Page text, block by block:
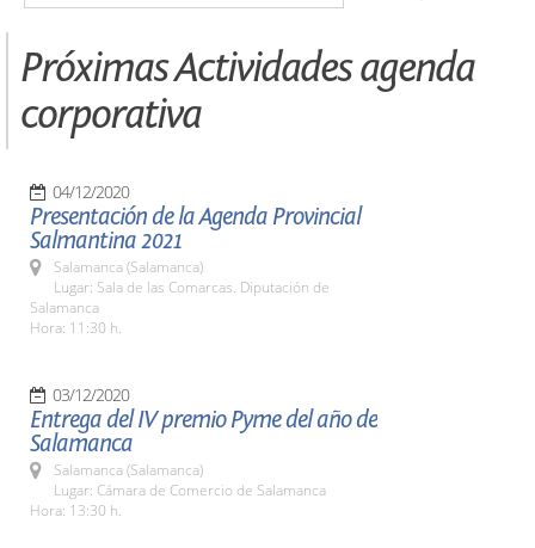
Próximas Actividades agenda
corporativa
04/12/2020
Presentación de la Agenda Provincial
Salmantina 2021
Salamanca (Salamanca)
Lugar: Sala de las Comarcas. Diputación de
Salamanca
Hora: 11:30 h.
03/12/2020
Entrega del IV premio Pyme del año de
Salamanca
Salamanca (Salamanca)
Lugar: Cámara de Comercio de Salamanca
Hora: 13:30 h.